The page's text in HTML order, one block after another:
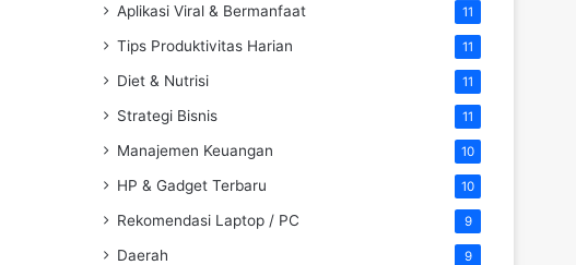
Aplikasi Viral & Bermanfaat 11
Tips Produktivitas Harian 11
Diet & Nutrisi 11
Strategi Bisnis 11
Manajemen Keuangan 10
HP & Gadget Terbaru 10
Rekomendasi Laptop / PC 9
Daerah 9